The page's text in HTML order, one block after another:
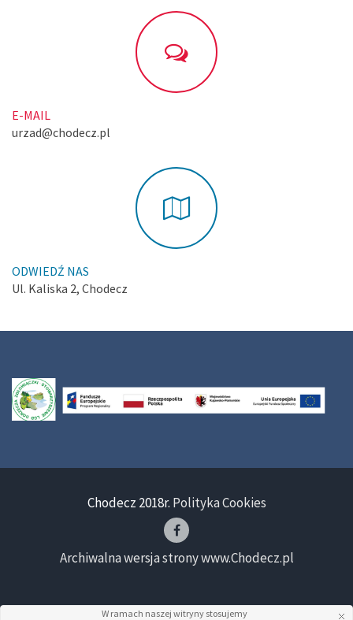
E-MAIL
urzad@chodecz.pl
ODWIEDŹ NAS
Ul. Kaliska 2, Chodecz
Chodecz 2018r. Polityka Cookies
Archiwalna wersja strony www.Chodecz.pl
W ramach naszej witryny stosujemy